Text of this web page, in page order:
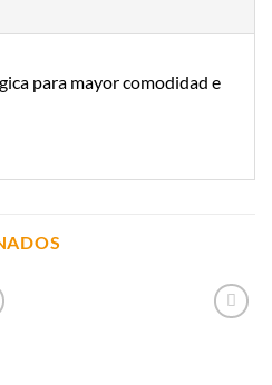
para mayor comodidad e